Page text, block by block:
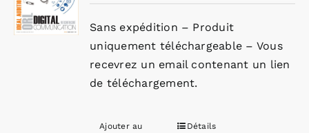
Sans expédition – Produit
uniquement téléchargeable – Vous
recevrez un email contenant un lien
de téléchargement.
Ajouter au
Détails